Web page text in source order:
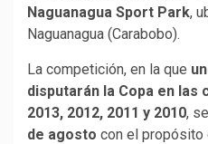
Naguanagua Sport Park,
Naguanagua (Carabobo).
La competición, en la que
disputarán la Copa en las
2013, 2012, 2011 y 2010,
de agosto con el propósito